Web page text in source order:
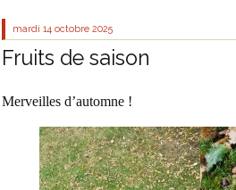
mardi 14 octobre 2025
Fruits de saison
Merveilles d’automne !